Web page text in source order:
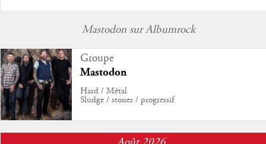
Mastodon sur Albumrock
Groupe
Mastodon
Hard / Métal
Sludge / stoner / progressif